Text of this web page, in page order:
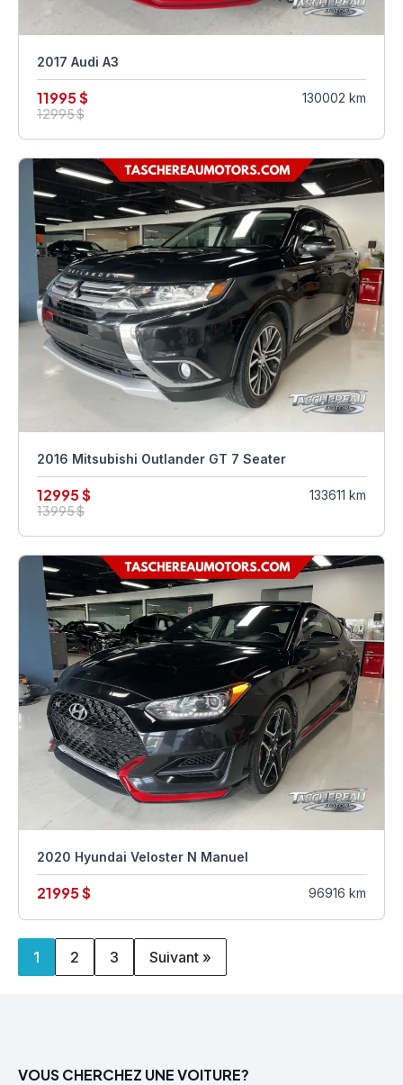
2017 Audi A3
11995 $
12995 $
130002 km
2016 Mitsubishi Outlander GT 7 Seater
12995 $
13995 $
133611 km
2020 Hyundai Veloster N Manuel
21995 $ 96916 km
1 2 3 Suivant »
VOUS CHERCHEZ UNE VOITURE?